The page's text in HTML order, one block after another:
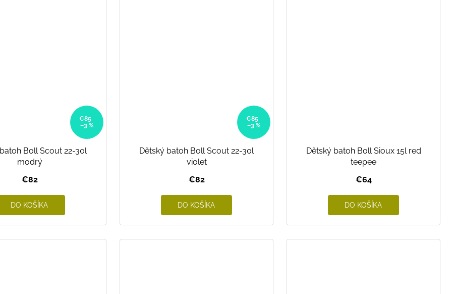
€85
–3 %
Boll Scout 22-30l
modrý
€82
DO KOŠÍKA
€85
–3 %
Dětský batoh Boll Scout 22-30l
violet
€82
DO KOŠÍKA
Dětský batoh Boll Sioux 15l red
teepee
€64
DO KOŠÍKA